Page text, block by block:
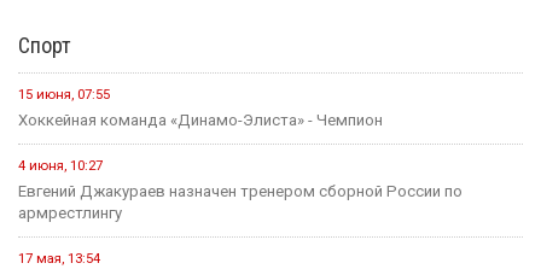
Спорт
15 июня, 07:55
Хоккейная команда «Динамо-Элиста» - Чемпион
4 июня, 10:27
Евгений Джакураев назначен тренером сборной России по
армрестлингу
17 мая, 13:54